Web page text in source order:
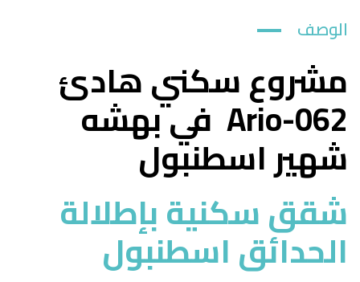
الوصف
مشروع سكني هادئ
Ario-062 في بهشه
شهير اسطنبول
شقق سكنية بإطلالة
الحدائق اسطنبول